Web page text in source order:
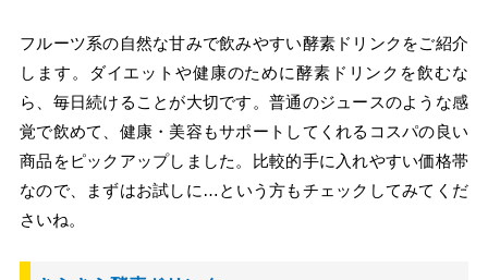
フルーツ系の自然な甘みで飲みやすい酵素ドリンクをご紹介
します。ダイエットや健康のために酵素ドリンクを飲むな
ら、毎日続けることが大切です。普通のジュースのような感
覚で飲めて、健康・美容もサポートしてくれるコスパの良い
商品をピックアップしました。比較的手に入れやすい価格帯
なので、まずはお試しに…という方もチェックしてみてくだ
さいね。